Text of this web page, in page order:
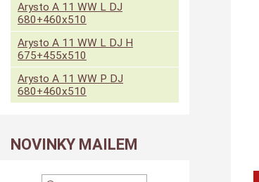
Arysto A 11 WW L DJ
680+460x510
Arysto A 11 WW L DJ H
675+455x510
Arysto A 11 WW P DJ
680+460x510
NOVINKY MAILEM